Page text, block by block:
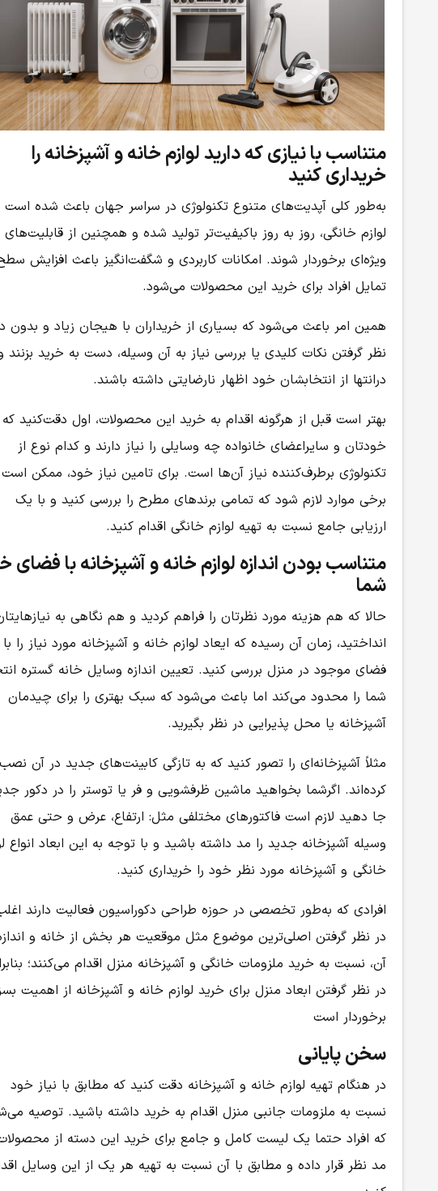
متناسب با نیازی که دارید لوازم خانه و آشپزخانه را
خریداری کنید
به‌طور کلی آپدیت‌های متنوع تکنولوژی در سراسر جهان باعث شده است
لوازم خانگی، روز به روز با‌کیفیت‌تر تولید شده و همچنین از قابلیت‌های
ویژه‌ای برخوردار شوند. امکانات کاربردی و شگفت‌انگیز باعث افزایش
تمایل افراد برای خرید این محصولات می‌شود.
همین امر باعث می‌شود که بسیاری از خریداران با هیجان زیاد و بدون
نظر گرفتن نکات کلیدی یا بررسی نیاز به آن وسیله، دست به خرید بزنند
درانتها از انتخابشان خود اظهار نارضایتی داشته باشند.
بهتر است قبل از هرگونه اقدام به خرید این محصولات، اول دقت‌کنید که
خودتان و سایراعضای خانواده‌ چه وسایلی را نیاز‌‌ دارند و کدام نوع از
تکنولوژی‌‌ برطرف‌کننده نیاز آن‌ها است. برای تامین نیاز خود، ممکن
برخی موارد لازم شود که تمامی برند‌های مطرح را بررسی کنید و با یک
ارزیابی جامع نسبت به تهیه لوازم خانگی اقدام کنید.
متناسب بودن اندازه لوازم خانه و آشپزخانه با فضای
شما
حالا که هم هزینه مورد نظرتان را فراهم کردید و هم نگاهی به
انداختید، زمان آن رسیده که ایعاد لوازم خانه و آشپزخانه مورد نیاز را با
فضای موجود در منزل بررسی کنید. تعیین اندازه وسایل خانه گستره
شما را محدود می‌کند اما باعث می‌شود که سبک بهتری را برای چیدمان
آشپزخانه یا محل پذیرایی در نظر بگیرید.
مثلاً آشپزخانه‌ای را تصور کنید که به تازگی کابینت‌های جدید در آن نصب
کرده‌اند. اگرشما بخواهید ماشین ظرفشویی و فر یا توستر را در دکور
جا دهید لازم است فاکتور‌های مختلفی مثل: ارتفاع، عرض و حتی عمق
وسیله آشپزخانه جدید را مد داشته باشید و با توجه به این ابعاد انواع
خانگی و آشپزخانه مورد نظر خود را خریداری کنید.
افرادی که به‌طور تخصصی در حوزه طراحی دکوراسیون فعالیت دارند
در نظر گرفتن اصلی‌ترین موضوع مثل موقعیت هر بخش از خانه و
آن، نسبت به خرید ملزومات خانگی و آشپزخانه منزل اقدام می‌کنند؛
در نظر گرفتن ابعاد منزل برای خرید لوازم خانه و آشپزخانه از اهمیت
برخوردار است‌
سخن پایانی
در هنگام تهیه لوازم خانه و آشپزخانه دقت کنید که مطابق با نیاز خود
نسبت به ملزومات جانبی منزل اقدام به خرید داشته باشید. توصیه
که افراد حتما یک لیست کامل و جامع برای خرید این دسته از
مد نظر قرار داده و مطابق با آن نسبت به تهیه هر یک از این وسایل